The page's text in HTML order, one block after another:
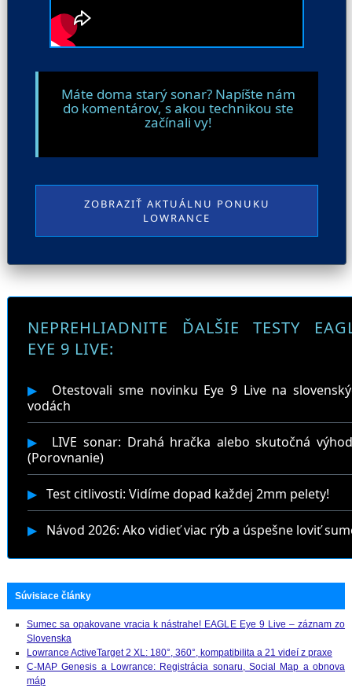
Máte doma starý sonar? Napíšte nám
do komentárov, s akou technikou ste
začínali vy!
ZOBRAZIŤ AKTUÁLNU PONUKU
LOWRANCE
NEPREHLIADNITE ĎALŠIE TESTY
EYE 9 LIVE:
▶
Otestovali sme novinku Eye 9 Live na
vodách
▶
LIVE sonar: Drahá hračka alebo skutočná
(Porovnanie)
▶ Test citlivosti: Vidíme dopad každej 2mm pelety!
▶ Návod 2026: Ako vidieť viac rýb a úspešne loviť
Súvisiace články
Sumec sa opakovane vracia k nástrahe! EAGLE Eye 9 Live – záznam zo
Slovenska
Lowrance ActiveTarget 2 XL: 180°, 360°, kompatibilita a 21 videí z praxe
C-MAP Genesis a Lowrance: Registrácia sonaru, Social Map a obnova
máp